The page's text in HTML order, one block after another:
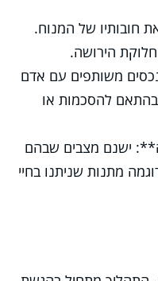
חובותיו של המנוח.
הירושה.
משותפים עם אדם
בהתאם להסכמות או
ישנם מצבים שבהם
מתנות שניתנו בחיי